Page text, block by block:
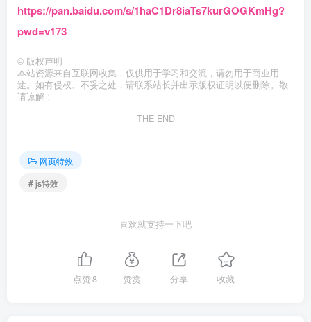
https://pan.baidu.com/s/1haC1Dr8iaTs7kurGOGKmHg?
pwd=v173
© 版权声明
本站资源来自互联网收集，仅供用于学习和交流，请勿用于商业用
途。如有侵权、不妥之处，请联系站长并出示版权证明以便删除。敬
请谅解！
THE END
网页特效
# js特效
喜欢就支持一下吧
点赞8 赞赏 分享 收藏